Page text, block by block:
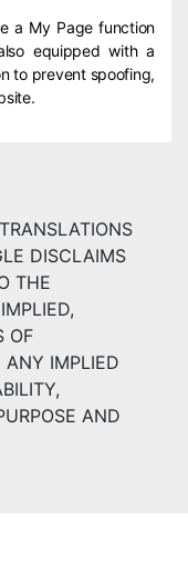
a My Page function
equipped with a
to prevent spoofing,
DISCLAIMS
THE
OF
ANY IMPLIED
AND